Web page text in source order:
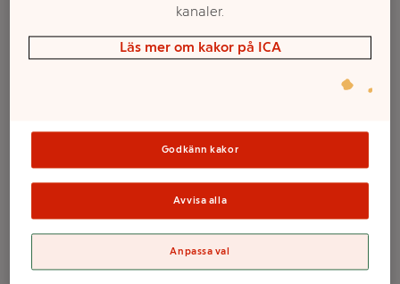
Blöjor Touch Strl 3
5-8kg 40-p Libero
kanaler.
Läs mer om kakor på ICA
Godkänn kakor
Avvisa alla
Anpassa val